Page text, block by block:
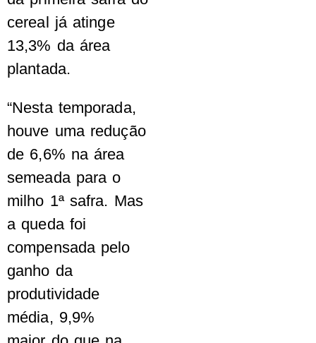
cereal já atinge
13,3% da área
plantada.
“Nesta temporada,
houve uma redução
de 6,6% na área
semeada para o
milho 1ª safra. Mas
a queda foi
compensada pelo
ganho da
produtividade
média, 9,9%